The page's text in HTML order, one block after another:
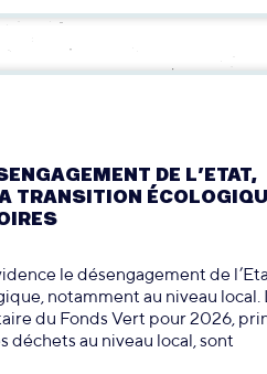
DE L’ETAT,
TRANSITION
le désengagement de
notamment au niveau local.
du Fonds Vert pour 2026,
au niveau local, sont